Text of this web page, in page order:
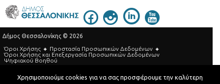
Δήμος Θεσσαλονίκης © 2026
Όροι Χρήσης
Προστασία Προσωπικών Δεδομένων
Όροι Xρήσης και Eπεξεργασία Προσωπικών Δεδομένων
Ψηφιακού Βοηθού
Τηλεφωνικός Κατάλογος
Χρησιμοποιούμε cookies για να σας προσφέρουμε την καλύτερη